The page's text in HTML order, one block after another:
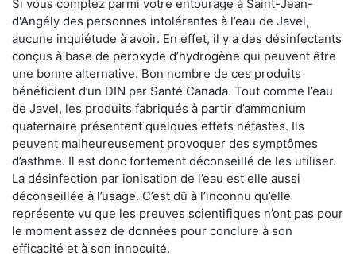
Si vous comptez parmi votre entourage à Saint-Jean-
d'Angély des personnes intolérantes à l’eau de Javel,
aucune inquiétude à avoir. En effet, il y a des désinfectants
conçus à base de peroxyde d’hydrogène qui peuvent être
une bonne alternative. Bon nombre de ces produits
bénéficient d’un DIN par Santé Canada. Tout comme l’eau
de Javel, les produits fabriqués à partir d’ammonium
quaternaire présentent quelques effets néfastes. Ils
peuvent malheureusement provoquer des symptômes
d’asthme. Il est donc fortement déconseillé de les utiliser.
La désinfection par ionisation de l’eau est elle aussi
déconseillée à l’usage. C’est dû à l’inconnu qu’elle
représente vu que les preuves scientifiques n’ont pas pour
le moment assez de données pour conclure à son
efficacité et à son innocuité.